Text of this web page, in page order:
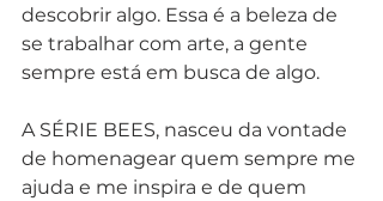
descobrir algo. Essa é a beleza de
se trabalhar com arte, a gente
sempre está em busca de algo.
A SÉRIE BEES, nasceu da vontade
de homenagear quem sempre me
ajuda e me inspira e de quem